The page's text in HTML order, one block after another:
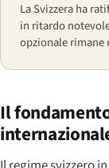
La Svizzera ha
in ritardo
opzionale rimane
Il